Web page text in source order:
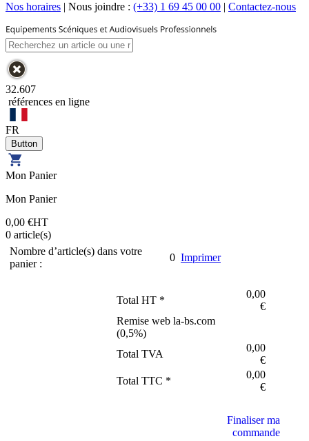
Nos horaires | Nous joindre : (+33) 1 69 45 00 00 | Contactez-nous
32.607
références en ligne
FR
Mon Panier
Mon Panier
0,00 €HT
0 article(s)
Nombre d’article(s) dans votre
panier :
0 Imprimer
Total HT *
0,00
€
Remise web la-bs.com
(0,5%)
Total TVA
0,00
€
Total TTC *
0,00
€
Finaliser ma
commande